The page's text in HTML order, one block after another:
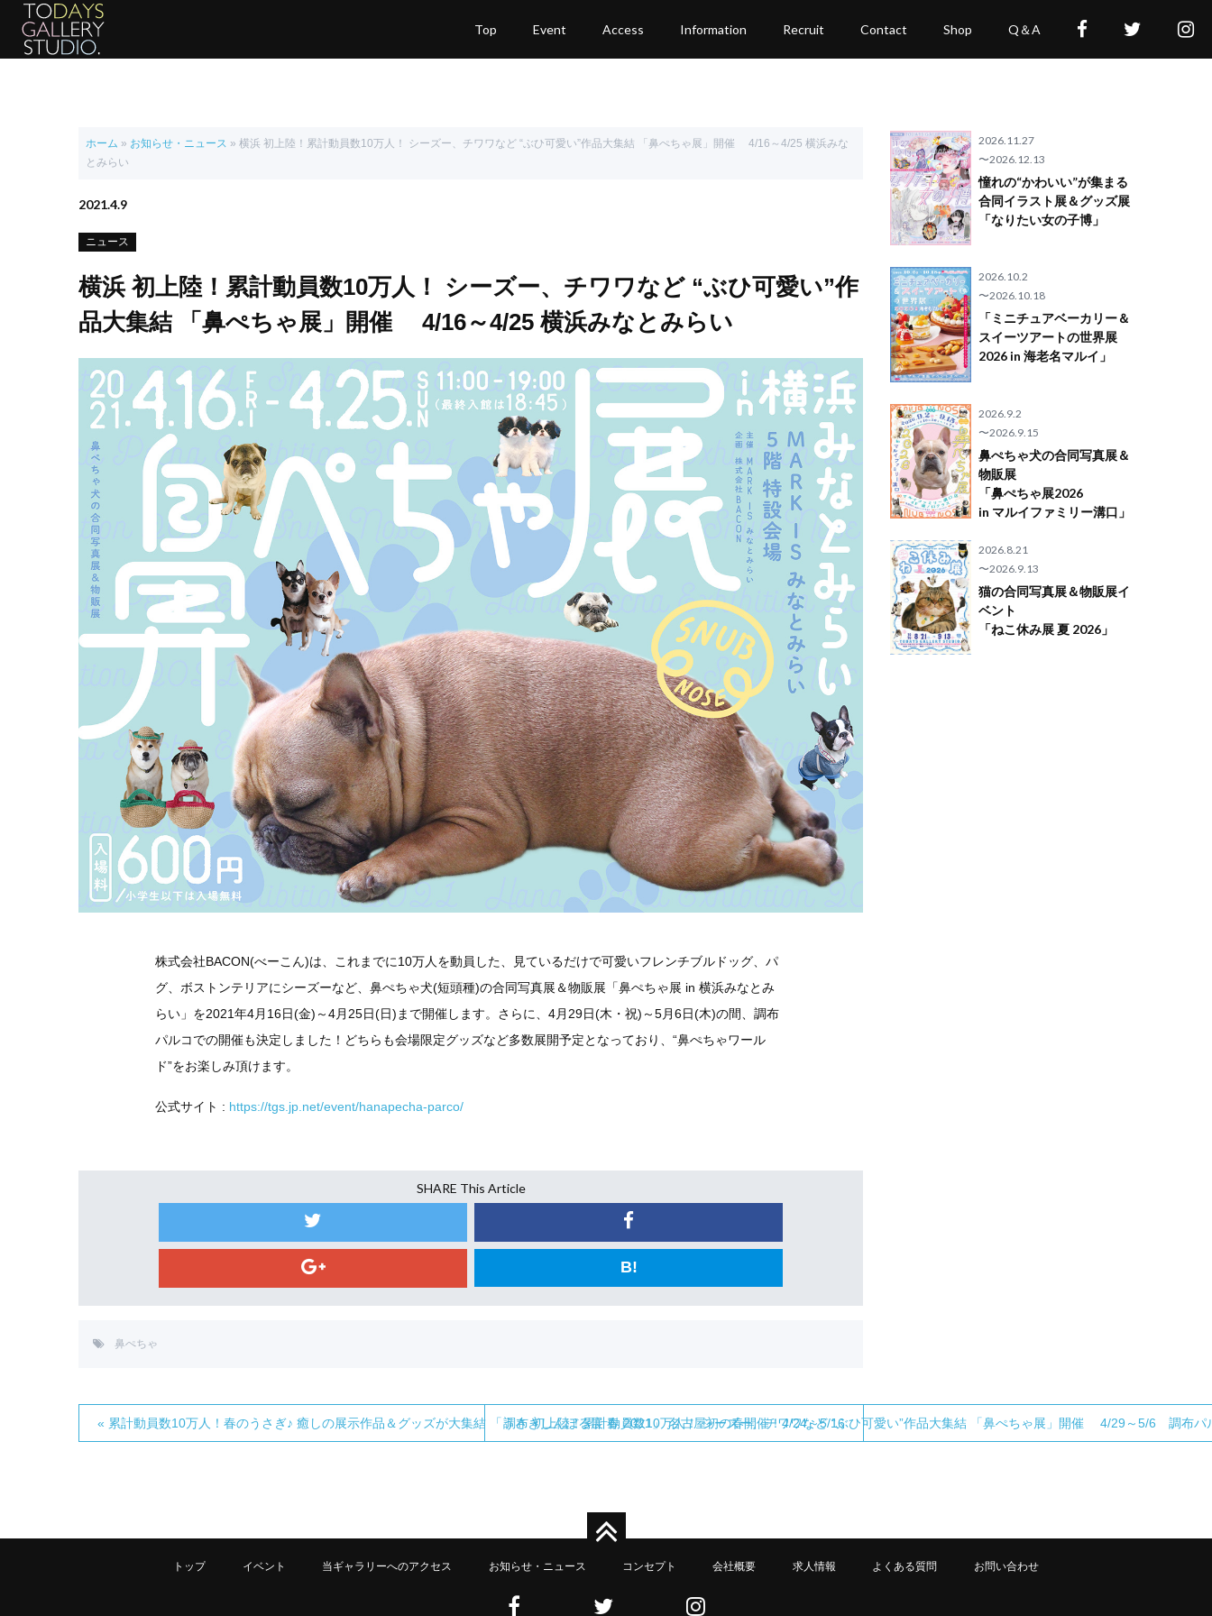
Top Event Access Information Recruit Contact Shop Q＆A
ホーム » お知らせ・ニュース » 横浜 初上陸！累計動員数10万人！ シーズー、チワワなど “ぶひ可愛い”作品大集結 「鼻ぺちゃ展」開催 4/16～4/25 横浜みな
とみらい
2021.4.9
ニュース
横浜 初上陸！累計動員数10万人！ シーズー、チワワなど “ぶひ可愛い”作
品大集結 「鼻ぺちゃ展」開催 4/16～4/25 横浜みなとみらい
株式会社BACON(べーこん)は、これまでに10万人を動員した、見ているだけで可愛いフレンチブルドッグ、パ
グ、ボストンテリアにシーズーなど、鼻ぺちゃ犬(短頭種)の合同写真展＆物販展「鼻ぺちゃ展 in 横浜みなとみ
らい」を2021年4月16日(金)～4月25日(日)まで開催します。さらに、4月29日(木・祝)～5月6日(木)の間、調布
パルコでの開催も決定しました！どちらも会場限定グッズなど多数展開予定となっており、“鼻ぺちゃワール
ド”をお楽しみ頂けます。
公式サイト : https://tgs.jp.net/event/hanapecha-parco/
SHARE This Article
B!
鼻ぺちゃ
« 累計動員数10万人！春のうさぎ♪ 癒しの展示作品＆グッズが大集結 「うさぎしんぼる展 春 2021」 名古屋初の春開催！4/24～5/16調布 初上陸！累計動員数10万人！ シーズー、チワワなど “ぶひ可愛い”作品大集結 「鼻ぺちゃ展」開催 4/29～5/6 調布パ
2026.11.27
〜2026.12.13
憧れの“かわいい”が集まる
合同イラスト展＆グッズ展
「なりたい女の子博」
2026.10.2
〜2026.10.18
「ミニチュアベーカリー＆
スイーツアートの世界展
2026 in 海老名マルイ」
2026.9.2
〜2026.9.15
鼻ぺちゃ犬の合同写真展＆
物販展
「鼻ぺちゃ展2026
in マルイファミリー溝口」
2026.8.21
〜2026.9.13
猫の合同写真展＆物販展イ
ベント
「ねこ休み展 夏 2026」
トップ イベント 当ギャラリーへのアクセス お知らせ・ニュース コンセプト 会社概要 求人情報 よくある質問 お問い合わせ